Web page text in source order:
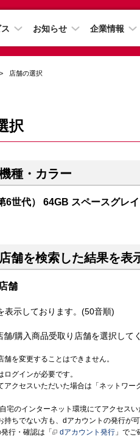
お知らせ 企業情報
店舗の選択
択
種・カラー
6世代） 64GB スペースグレイ
舗を検索した結果を表
舗
表示しております。(50音順)
/購入商品受取り店舗を選択して
舗を変更することはできません。
ログインが必要です。
アクセスいただいた場合は「ネットワ
宅のインターネット環境にてアクセス
持ちでない方も、dアカウントの発行が可
行・確認は「
dアカウント発行 」でご